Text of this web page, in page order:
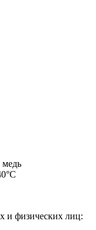
медь
и физических лиц: